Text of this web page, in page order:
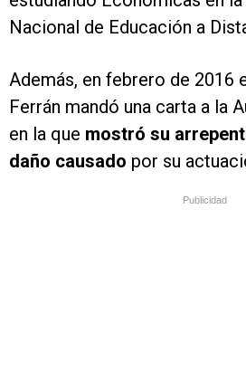
Nacional de Educación a
Además, en febrero de 2016
Ferrán mandó una carta a la
en la que mostró su
daño causado por su
Publicidad